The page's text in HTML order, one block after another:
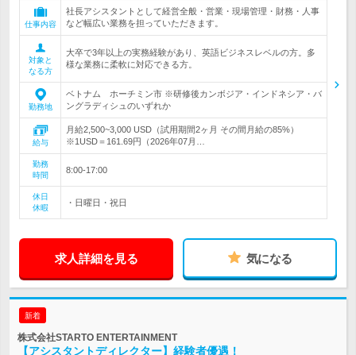
仕事内容
社長アシスタントとして経営全般・営業・現場管理・財務・人事
など幅広い業務を担っていただきます。
対象と
なる方
大卒で3年以上の実務経験があり、英語ビジネスレベルの方。多
様な業務に柔軟に対応できる方。
勤務地
ベトナム ホーチミン市 ※研修後カンボジア・インドネシア・バ
ングラディシュのいずれか
給与
月給2,500~3,000 USD（試用期間2ヶ月 その間月給の85%）
※1USD＝161.69円（2026年07月…
勤務
時間
8:00-17:00
休日
休暇
・日曜日・祝日
求人詳細を見る 気になる
新着
株式会社STARTO ENTERTAINMENT
【アシスタントディレクター】経験者優遇！